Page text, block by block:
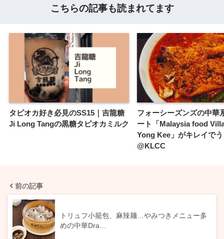
こちらの記事も読まれてます
タピオカ好き必見のSS15｜吉龍糖
Ji Long Tangの黒糖タピオカミルク
フォーシーズンズの中華
ート「Malaysia food
Yong Kee」がキレイで
@KLCC
前の記事
⁡トリュフ小籠包、麻辣麺…やみつき⁡⁡メニュー多
めの中華Dra…